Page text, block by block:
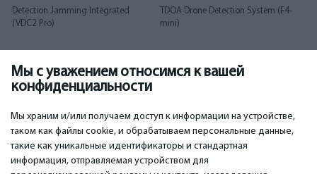
Мы с уважением относимся к вашей
конфиденциальности
Мы храним и/или получаем доступ к информации на устройстве,
таком как файлы cookie, и обрабатываем персональные данные,
такие как уникальные идентификаторы и стандартная
информация, отправляемая устройством для
Detection Jamming Integrated
(VDC2 Pro)
84 848.00€
TDOA Drone Detection System (F4-
mini)
86 060.00€
1 2